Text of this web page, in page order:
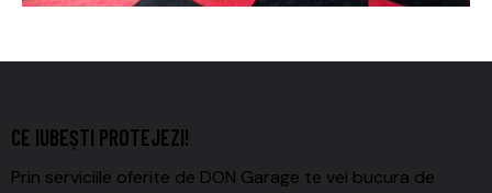
CE IUBEȘTI PROTEJEZI!
Prin serviciile oferite de DON Garage te vei bucura de